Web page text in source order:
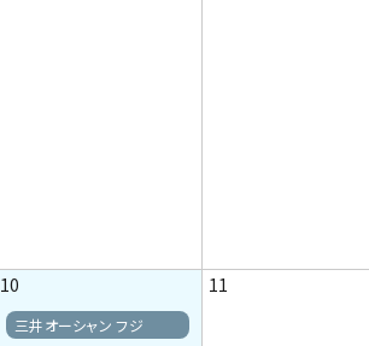
10
三井オーシャン フジ
11